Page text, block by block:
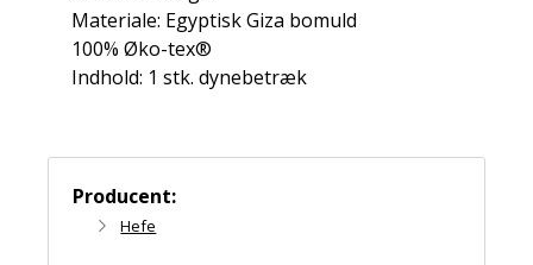
Materiale: Egyptisk Giza bomuld
100% Øko-tex®
Indhold: 1 stk. dynebetræk
Producent:
Hefe